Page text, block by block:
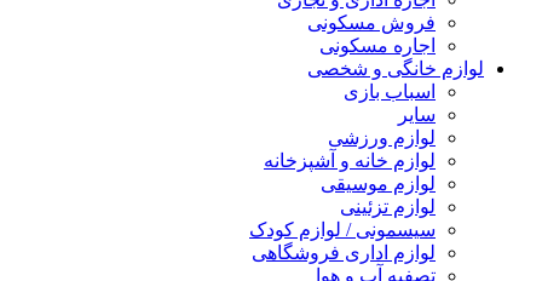
فروش مسکونی
اجاره مسکونی
لوازم خانگی و شخصی
اسباب بازی
سایر
لوازم ورزشی
لوازم خانه و آشپزخانه
لوازم موسیقی
لوازم تزئینی
سیسمونی / لوازم کودک
لوازم اداری فروشگاهی
تصفیه آب و هوا